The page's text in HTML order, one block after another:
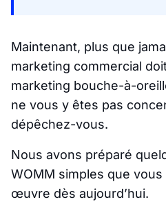
Maintenant, plus que
marketing commercial
marketing bouche-à-
ne vous y êtes pas
dépêchez-vous.
Nous avons préparé
WOMM simples que
œuvre dès aujourd’hui.